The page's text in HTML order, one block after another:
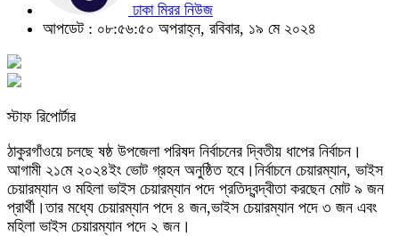
ঢাকা মিরর নিউজ
আপডেট : ০৮:৫৬:৫০ অপরাহ্ন, রবিবার, ১৯ মে ২০২৪
স্টাফ রিপোর্টার
ঠাকুরগাঁওয়ে চলছে ষষ্ঠ উপজেলা পরিষদ নির্বাচনের দ্বিতীয় ধাপের নির্বাচন।
আগামী ২১মে ২০২৪ইং ভোট গ্রহন অনুষ্ঠিত হবে।নির্বাচনে চেয়ারম্যান, ভাইস
চেয়ারম্যান ও মহিলা ভাইস চেয়ারম্যান পদে প্রতিদ্বন্দ্বীতা করছেন মোট ৯ জন
প্রার্থী।তার মধ্যে চেয়ারম্যান পদে ৪ জন,ভাইস চেয়ারম্যান পদে ৩ জন এবং
মহিলা ভাইস চেয়ারম্যান পদে ২ জন।